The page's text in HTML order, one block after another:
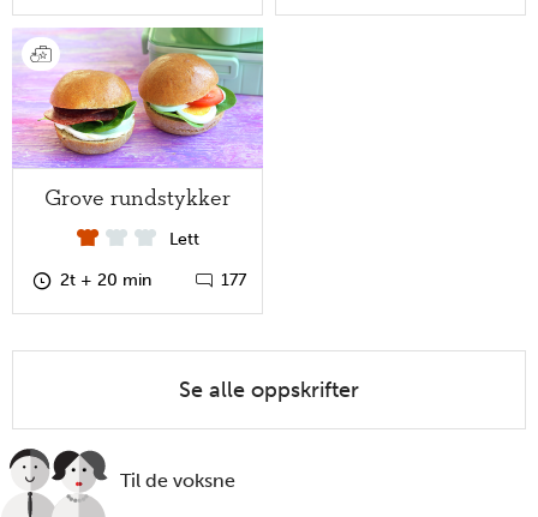
Grove rundstykker
Lett
2t + 20 min
177
Se alle oppskrifter
Til de voksne